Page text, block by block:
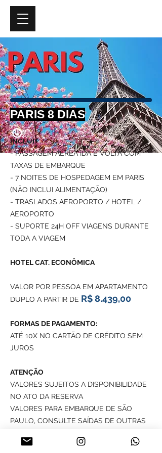
PARIS 8 DIAS
INCLUI:
- PASSAGEM AÉREA IDA E VOLTA COM
TAXAS DE EMBARQUE
- 7 NOITES DE HOSPEDAGEM EM PARIS
(NÃO INCLUI ALIMENTAÇÃO)
- TRASLADOS AEROPORTO / HOTEL /
AEROPORTO
- SUPORTE 24H OFF VIAGENS DURANTE
TODA A VIAGEM
HOTEL CAT. ECONÔMICA
VALOR POR PESSOA EM APARTAMENTO
DUPLO A PARTIR DE R$ 8.439,00
FORMAS DE PAGAMENTO:
ATÉ 10X NO CARTÃO DE CRÉDITO SEM
JUROS
ATENÇÃO
VALORES SUJEITOS A DISPONIBILIDADE
NO ATO DA RESERVA
VALORES PARA EMBARQUE DE SÃO
PAULO, CONSULTE SAÍDAS DE OUTRAS
VALORES NÃO VÁLIDOS PARA JULHO,